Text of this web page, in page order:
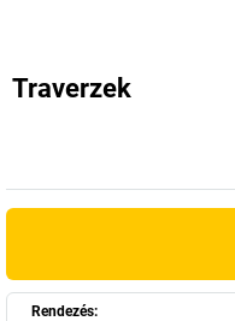
Traverzek
Rendezés: